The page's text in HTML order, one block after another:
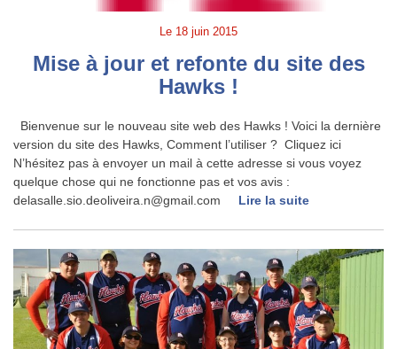
Le 18 juin 2015
Mise à jour et refonte du site des
Hawks !
Bienvenue sur le nouveau site web des Hawks ! Voici la dernière
version du site des Hawks, Comment l’utiliser ? Cliquez ici
N’hésitez pas à envoyer un mail à cette adresse si vous voyez
quelque chose qui ne fonctionne pas et vos avis :
delasalle.sio.deoliveira.n@gmail.com Lire la suite